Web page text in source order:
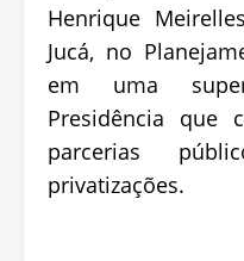
Henrique
Jucá, no
em uma
Presidência que
parcerias
privatizações.